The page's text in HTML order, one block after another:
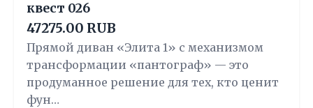
квест 026
47275.00 RUB
Прямой диван «Элита 1» с механизмом
трансформации «пантограф» — это
продуманное решение для тех, кто ценит
фун…